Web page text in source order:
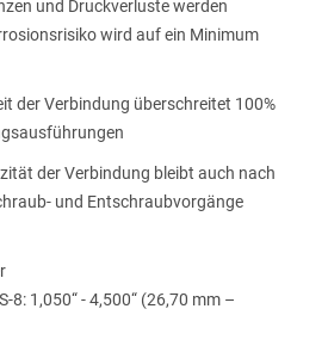
und Druckverluste werden
wird auf ein Minimum
der Verbindung überschreitet 100%
der Verbindung bleibt auch nach
und Entschraubvorgänge
8: 1,050“ - 4,500“ (26,70 mm –